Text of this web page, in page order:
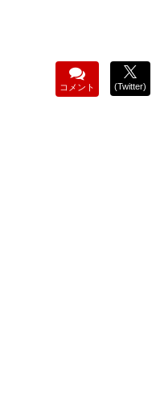
コメント (Twitter)